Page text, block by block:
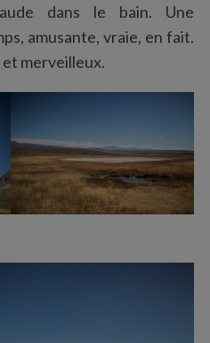
dans le bain. Une
amusante, vraie, en fait.
et merveilleux.